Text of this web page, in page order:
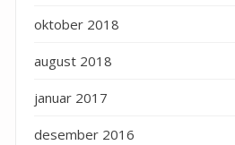
oktober 2018
august 2018
januar 2017
desember 2016